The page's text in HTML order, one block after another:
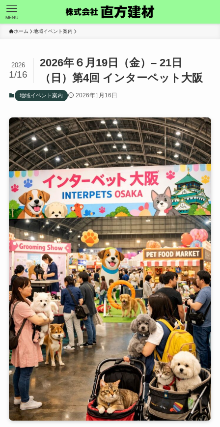
MENU
ホーム 地域イベント案内
2026年６月19日（金）– 21日
（日）第4回 インターペット大阪
2026
1/16
地域イベント案内 2026年1月16日